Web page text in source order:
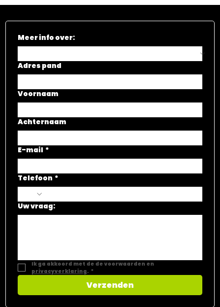
Meer info over:
Adres pand
Voornaam
Achternaam
E-mail *
Telefoon *
Uw vraag:
privacyverklaring. *
Verzenden